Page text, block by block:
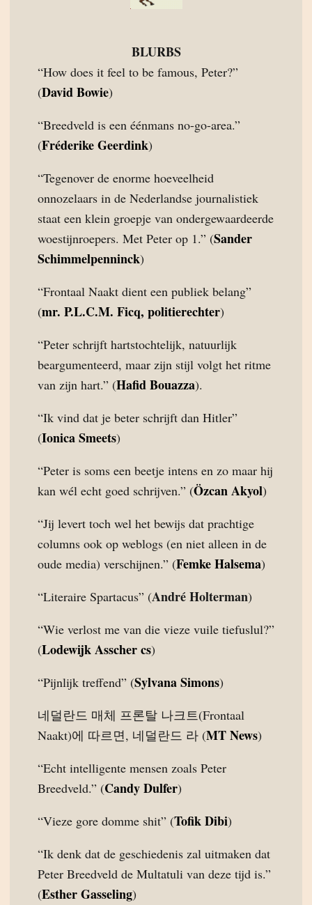
BLURBS
“How does it feel to be famous, Peter?”
(David Bowie)
“Breedveld is een éénmans no-go-area.”
(Fréderike Geerdink)
“Tegenover de enorme hoeveelheid
onnozelaars in de Nederlandse journalistiek
staat een klein groepje van ondergewaardeerde
woestijnroepers. Met Peter op 1.” (Sander
Schimmelpenninck)
“Frontaal Naakt dient een publiek belang”
(mr. P.L.C.M. Ficq, politierechter)
“Peter schrijft hartstochtelijk, natuurlijk
beargumenteerd, maar zijn stijl volgt het ritme
van zijn hart.” (Hafid Bouazza).
“Ik vind dat je beter schrijft dan Hitler”
(Ionica Smeets)
“Peter is soms een beetje intens en zo maar hij
kan wél echt goed schrijven.” (Özcan Akyol)
“Jij levert toch wel het bewijs dat prachtige
columns ook op weblogs (en niet alleen in de
oude media) verschijnen.” (Femke Halsema)
“Literaire Spartacus” (André Holterman)
“Wie verlost me van die vieze vuile tiefuslul?”
(Lodewijk Asscher cs)
“Pijnlijk treffend” (Sylvana Simons)
네덜란드 매체 프론탈 나크트(Frontaal
Naakt)에 따르면, 네덜란드 라 (MT News)
“Echt intelligente mensen zoals Peter
Breedveld.” (Candy Dulfer)
“Vieze gore domme shit” (Tofik Dibi)
“Ik denk dat de geschiedenis zal uitmaken dat
Peter Breedveld de Multatuli van deze tijd is.”
(Esther Gasseling)